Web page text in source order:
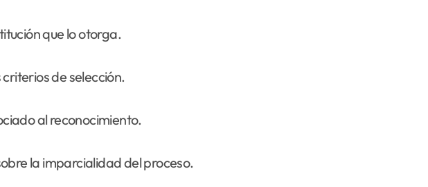
que lo otorga.
de selección.
al reconocimiento.
la imparcialidad del proceso.